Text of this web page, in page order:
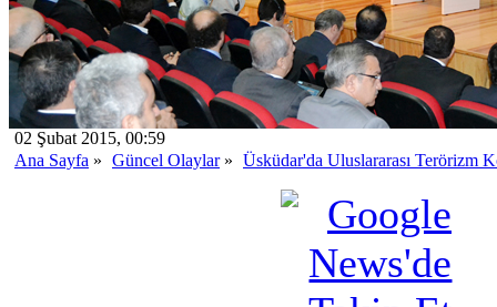
02 Şubat 2015, 00:59
Ana Sayfa » Güncel Olaylar» Üsküdar'da Uluslararası Terörizm